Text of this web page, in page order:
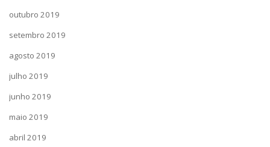
outubro 2019
setembro 2019
agosto 2019
julho 2019
junho 2019
maio 2019
abril 2019